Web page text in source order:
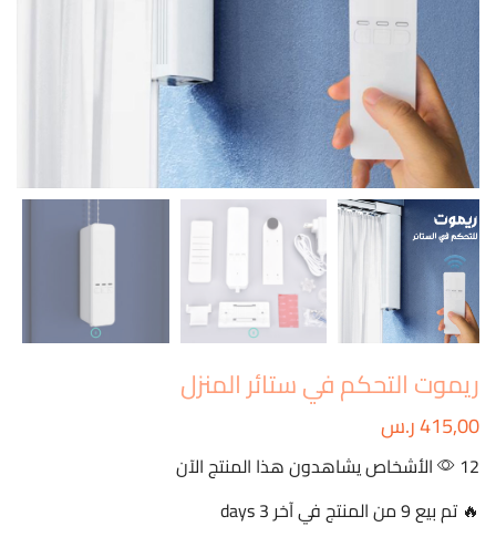
ريموت التحكم في ستائر المنزل
415,00ر.س
12 الأشخاص يشاهدون هذا المنتج الآن
🔥 تم بيع 9 من المنتج في آخر 3 days